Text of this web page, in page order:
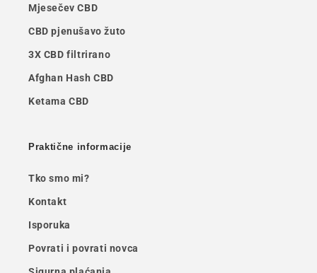
Mjesečev CBD
CBD pjenušavo žuto
3X CBD filtrirano
Afghan Hash CBD
Ketama CBD
Praktične informacije
Tko smo mi?
Kontakt
Isporuka
Povrati i povrati novca